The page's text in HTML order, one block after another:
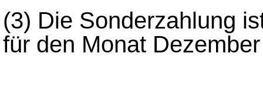
(3) Die Sonderzahlung
für den Monat